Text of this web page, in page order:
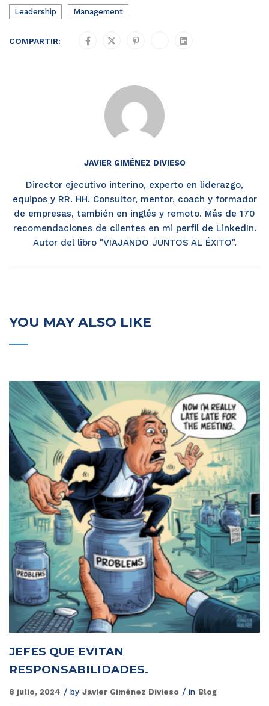
Leadership Management
COMPARTIR:
JAVIER GIMÉNEZ DIVIESO
Director ejecutivo interino, experto en liderazgo,
equipos y RR. HH. Consultor, mentor, coach y formador
de empresas, también en inglés y remoto. Más de 170
recomendaciones de clientes en mi perfil de LinkedIn.
Autor del libro "VIAJANDO JUNTOS AL ÉXITO".
YOU MAY ALSO LIKE
JEFES QUE EVITAN
RESPONSABILIDADES.
8 julio, 2024 by Javier Giménez Divieso in Blog